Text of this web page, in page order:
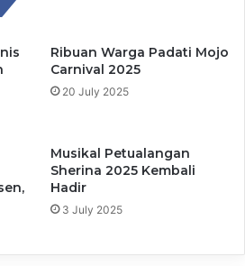
Isra Mi’raj merupakan momentum
mempererat tali silaturahmi
wanita.
sarana persiapan spiritual
Ramadhan agar dapat dijalani
dan keikhlasan.
Ribuan Warga Padati Mojo
Carnival 2025
20 July 2025
Musikal Petualangan
Sherina 2025 Kembali
Hadir
3 July 2025